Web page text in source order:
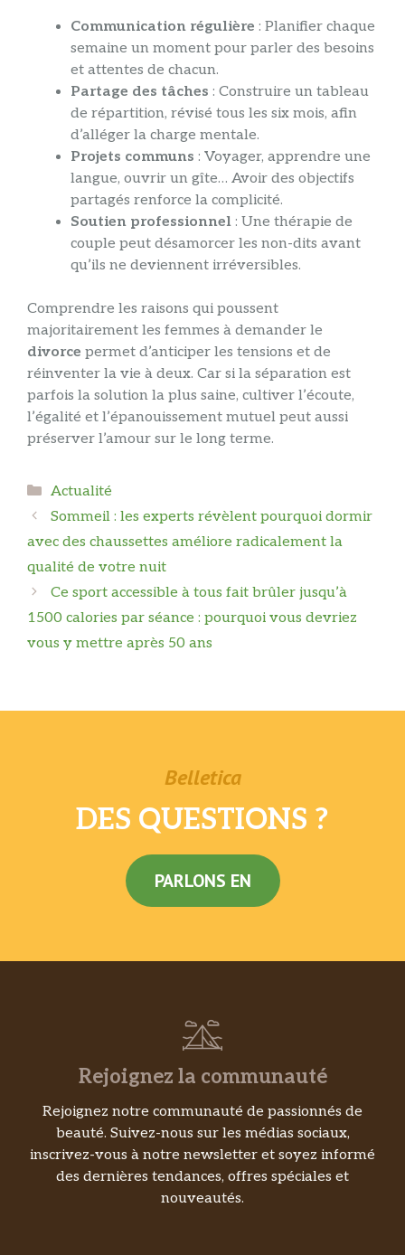
Communication régulière : Planifier chaque
semaine un moment pour parler des besoins
et attentes de chacun.
Partage des tâches : Construire un tableau
de répartition, révisé tous les six mois, afin
d’alléger la charge mentale.
Projets communs : Voyager, apprendre une
langue, ouvrir un gîte… Avoir des objectifs
partagés renforce la complicité.
Soutien professionnel : Une thérapie de
couple peut désamorcer les non-dits avant
qu’ils ne deviennent irréversibles.
Comprendre les raisons qui poussent
majoritairement les femmes à demander le
divorce permet d’anticiper les tensions et de
réinventer la vie à deux. Car si la séparation est
parfois la solution la plus saine, cultiver l’écoute,
l’égalité et l’épanouissement mutuel peut aussi
préserver l’amour sur le long terme.
Catégories
Actualité
Sommeil : les experts révèlent pourquoi dormir
avec des chaussettes améliore radicalement la
qualité de votre nuit
Ce sport accessible à tous fait brûler jusqu’à
1500 calories par séance : pourquoi vous devriez
vous y mettre après 50 ans
Belletica
DES QUESTIONS ?
PARLONS EN
Rejoignez la communauté
Rejoignez notre communauté de passionnés de
beauté. Suivez-nous sur les médias sociaux,
inscrivez-vous à notre newsletter et soyez informé
des dernières tendances, offres spéciales et
nouveautés.